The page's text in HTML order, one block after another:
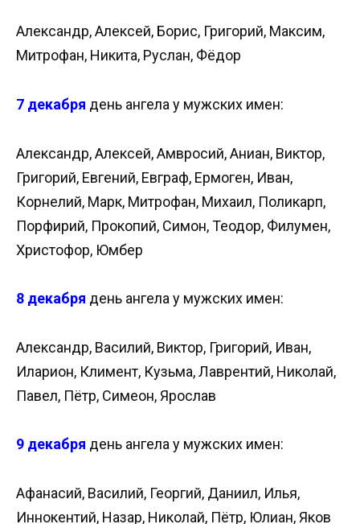
Александр, Алексей, Борис, Григорий, Максим,
Митрофан, Никита, Руслан, Фёдор
7 декабря день ангела у мужских имен:
Александр, Алексей, Амвросий, Аниан, Виктор,
Григорий, Евгений, Евграф, Ермоген, Иван,
Корнелий, Марк, Митрофан, Михаил, Поликарп,
Порфирий, Прокопий, Симон, Теодор, Филумен,
Христофор, Юмбер
8 декабря день ангела у мужских имен:
Александр, Василий, Виктор, Григорий, Иван,
Иларион, Климент, Кузьма, Лаврентий, Николай,
Павел, Пётр, Симеон, Ярослав
9 декабря день ангела у мужских имен:
Афанасий, Василий, Георгий, Даниил, Илья,
Иннокентий, Назар, Николай, Пётр, Юлиан, Яков